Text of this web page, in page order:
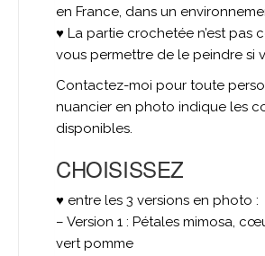
en France, dans un
♥ La partie crochetée n’est pas
vous permettre de le peindre si
Contactez-moi pour toute
nuancier en photo indique les
disponibles.
CHOISISSEZ
♥ entre les 3 versions en photo :
– Version 1 : Pétales mimosa,
vert pomme